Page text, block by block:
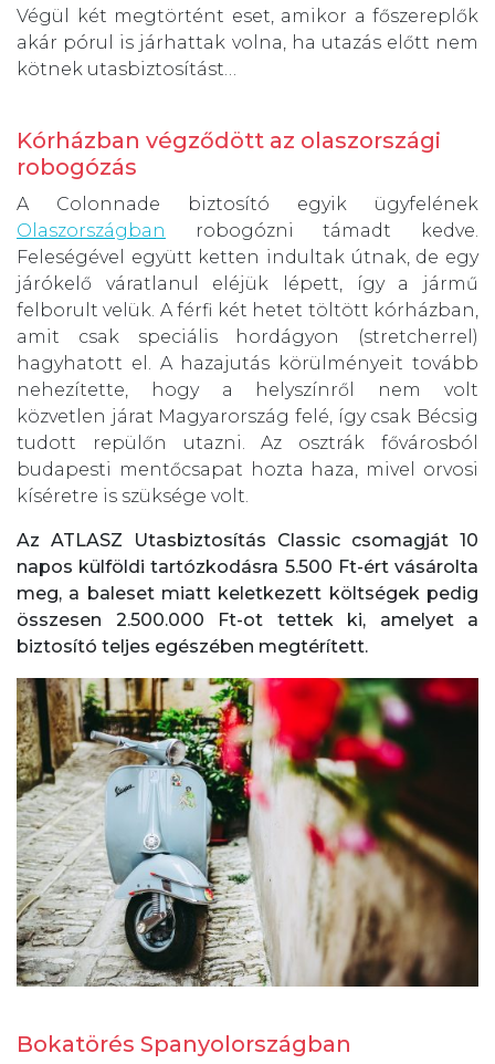
Végül két megtörtént eset, amikor a főszereplők
akár pórul is járhattak volna, ha utazás előtt nem
kötnek utasbiztosítást…
Kórházban végződött az olaszországi
robogózás
A Colonnade biztosító egyik ügyfelének
Olaszországban
robogózni támadt kedve.
Feleségével együtt ketten indultak útnak, de egy
járókelő váratlanul eléjük lépett, így a jármű
felborult velük. A férfi két hetet töltött kórházban,
amit csak speciális hordágyon (stretcherrel)
hagyhatott el. A hazajutás körülményeit tovább
nehezítette, hogy a helyszínről nem volt
közvetlen járat Magyarország felé, így csak Bécsig
tudott repülőn utazni. Az osztrák fővárosból
budapesti mentőcsapat hozta haza, mivel orvosi
kíséretre is szüksége volt.
Az ATLASZ Utasbiztosítás Classic csomagját 10
napos külföldi tartózkodásra 5.500 Ft-ért vásárolta
meg, a baleset miatt keletkezett költségek pedig
összesen 2.500.000 Ft-ot tettek ki, amelyet a
biztosító teljes egészében megtérített.
Bokatörés Spanyolországban